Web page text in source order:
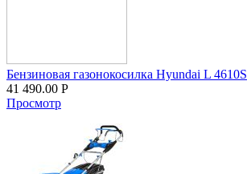
Бензиновая газонокосилка Hyundai L 4610S
41 490.00 Р
Просмотр